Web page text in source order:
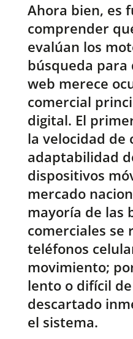
Ahora bien, es
comprender
evalúan los
búsqueda
web merece
comercial
digital. El
la velocidad de
adaptabilidad
dispositivos
mercado
mayoría de las
comerciales se
teléfonos
movimiento;
lento o difícil
descartado
el sistema.